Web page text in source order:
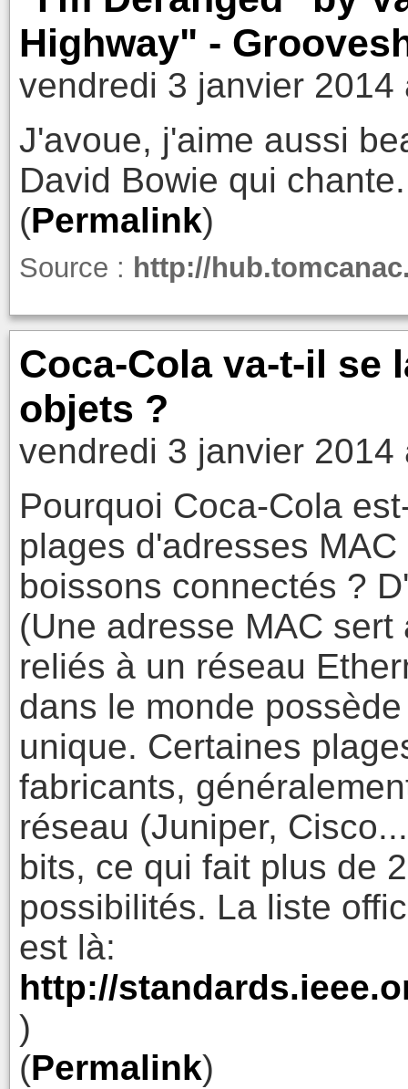
Highway" -
vendredi 3 janvier 2014
J'avoue, j'aime aussi
David Bowie qui chante.
(Permalink)
Source : http://
Coca-Cola va-t-il se
objets ?
vendredi 3 janvier 2014
Pourquoi Coca-Cola
plages d'adresses
boissons connectés ?
(Une adresse MAC
reliés à un réseau
dans le monde
unique. Certaines
fabricants,
réseau (Juniper,
bits, ce qui fait plus de
possibilités. La liste
est là:
http://
)
(Permalink)